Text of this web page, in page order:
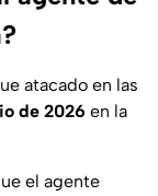
atacado en las
de 2026 en la
el agente